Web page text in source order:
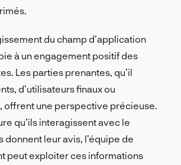
du champ d’application
à un engagement positif des
Les parties prenantes, qu’il
d’utilisateurs finaux ou
offrent une perspective précieuse.
qu’ils interagissent avec le
donnent leur avis, l’équipe de
peut exploiter ces informations